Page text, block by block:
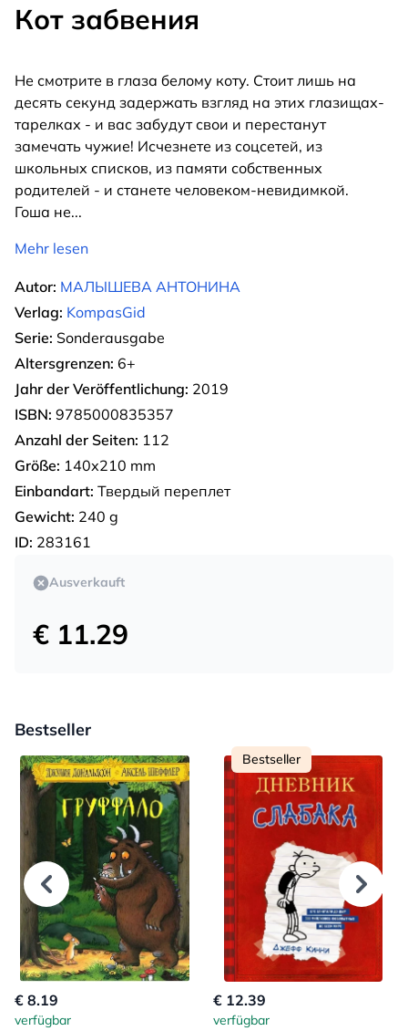
Кот забвения
Не смотрите в глаза белому коту. Стоит лишь на
десять секунд задержать взгляд на этих глазищах-
тарелках - и вас забудут свои и перестанут
замечать чужие! Исчезнете из соцсетей, из
школьных списков, из памяти собственных
родителей - и станете человеком-невидимкой.
Гоша не...
Mehr lesen
Autor: МАЛЫШЕВА АНТОНИНА
Verlag: KompasGid
Serie: Sonderausgabe
Altersgrenzen: 6+
Jahr der Veröffentlichung: 2019
ISBN: 9785000835357
Anzahl der Seiten: 112
Größe: 140х210 mm
Einbandart: Твердый переплет
Gewicht: 240 g
ID: 283161
Ausverkauft
€ 11.29
Bestseller
€ 8.19
verfügbar
Bestseller
€ 12.39
verfügbar